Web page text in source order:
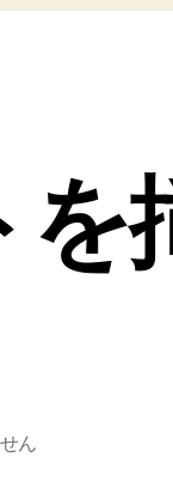
ん